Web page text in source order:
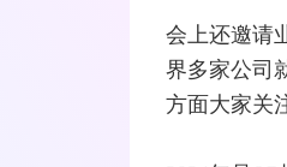
会上还邀请
界多家公司
方面大家关